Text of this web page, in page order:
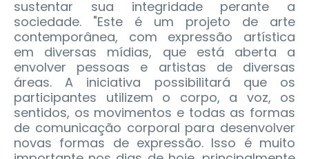
sustentar sua integridade perante a
sociedade. "Este é um projeto de arte
contemporânea, com expressão artística
em diversas mídias, que está aberta a
envolver pessoas e artistas de diversas
áreas. A iniciativa possibilitará que os
participantes utilizem o corpo, a voz, os
sentidos, os movimentos e todas as formas
de comunicação corporal para desenvolver
novas formas de expressão. Isso é muito